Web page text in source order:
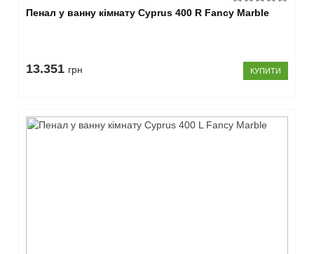
Пенал у ванну кімнату Cyprus 400 R Fancy Marble
13.351 грн КУПИТИ